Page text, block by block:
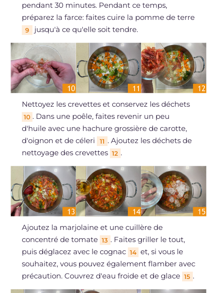
pendant 30 minutes. Pendant ce temps,
préparez la farce: faites cuire la pomme de terre
9 jusqu'à ce qu'elle soit tendre.
Nettoyez les crevettes et conservez les déchets
10 . Dans une poêle, faites revenir un peu
d'huile avec une hachure grossière de carotte,
d'oignon et de céleri
11 . Ajoutez les déchets de
nettoyage des crevettes 12 .
Ajoutez la marjolaine et une cuillère de
concentré de tomate 13 . Faites griller le tout,
puis déglacez avec le cognac 14 et, si vous le
souhaitez, vous pouvez également flamber avec
précaution. Couvrez d'eau froide et de glace 15 .